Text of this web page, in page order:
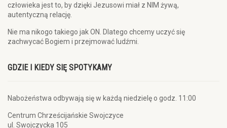
człowieka jest to, by dzięki Jezusowi miał z NIM żywą,
autentyczną relację.
Nie ma nikogo takiego jak ON. Dlatego chcemy uczyć się
zachwycać Bogiem i przejmować ludźmi.
GDZIE I KIEDY SIĘ SPOTYKAMY
Nabożeństwa odbywają się w każdą niedzielę o godz. 11:00
Centrum Chrześcijańskie Swojczyce
ul. Swojczycka 105